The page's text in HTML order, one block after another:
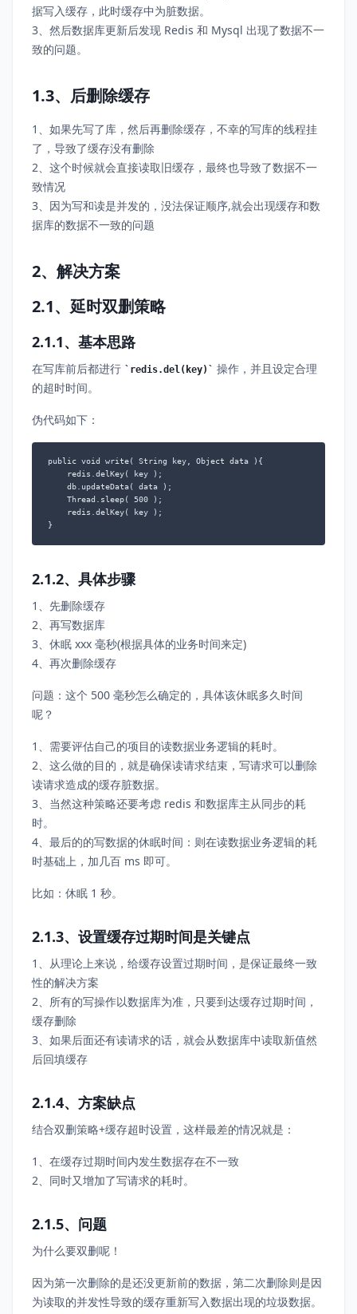
据写入缓存，此时缓存中为脏数据。
3、然后数据库更新后发现 Redis 和 Mysql 出现了数据不一
致的问题。
1.3、后删除缓存
1、如果先写了库，然后再删除缓存，不幸的写库的线程挂
了，导致了缓存没有删除
2、这个时候就会直接读取旧缓存，最终也导致了数据不一
致情况
3、因为写和读是并发的，没法保证顺序,就会出现缓存和数
据库的数据不一致的问题
2、解决方案
2.1、延时双删策略
2.1.1、基本思路
在写库前后都进行 redis.del(key)
操作，并且设定合理
的超时时间。
伪代码如下：
public void write( String key, Object data ){
}
2.1.2、具体步骤
1、先删除缓存
2、再写数据库
3、休眠 xxx 毫秒(根据具体的业务时间来定)
4、再次删除缓存
问题：这个 500 毫秒怎么确定的，具体该休眠多久时间
呢？
1、需要评估自己的项目的读数据业务逻辑的耗时。
2、这么做的目的，就是确保读请求结束，写请求可以删除
读请求造成的缓存脏数据。
3、当然这种策略还要考虑 redis 和数据库主从同步的耗
时。
4、最后的的写数据的休眠时间：则在读数据业务逻辑的耗
时基础上，加几百 ms 即可。
比如：休眠 1 秒。
2.1.3、设置缓存过期时间是关键点
1、从理论上来说，给缓存设置过期时间，是保证最终一致
性的解决方案
2、所有的写操作以数据库为准，只要到达缓存过期时间，
缓存删除
3、如果后面还有读请求的话，就会从数据库中读取新值然
后回填缓存
2.1.4、方案缺点
结合双删策略+缓存超时设置，这样最差的情况就是：
1、在缓存过期时间内发生数据存在不一致
2、同时又增加了写请求的耗时。
2.1.5、问题
为什么要双删呢！
因为第一次删除的是还没更新前的数据，第二次删除则是因
为读取的并发性导致的缓存重新写入数据出现的垃圾数据。